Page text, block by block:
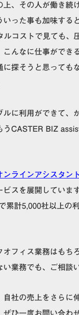
上、その人が働き続
いった事も加味する
ルコストで見ても、
こんなに仕事ができ
に探そうと思っても
ルに利用ができて、
うCASTER BIZ
ンラインアシスタント
スを展開しています
累計5,000社以上の
オフィス業務はもち
業務でも、ご相談
自社の売上をさらに
ぜひ一度お問い合わ